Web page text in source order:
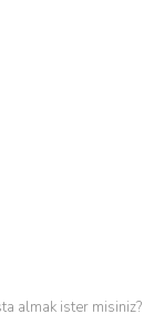
almak ister misiniz?